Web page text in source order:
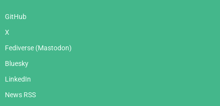
GitHub
X
Fediverse (Mastodon)
Bluesky
LinkedIn
News RSS